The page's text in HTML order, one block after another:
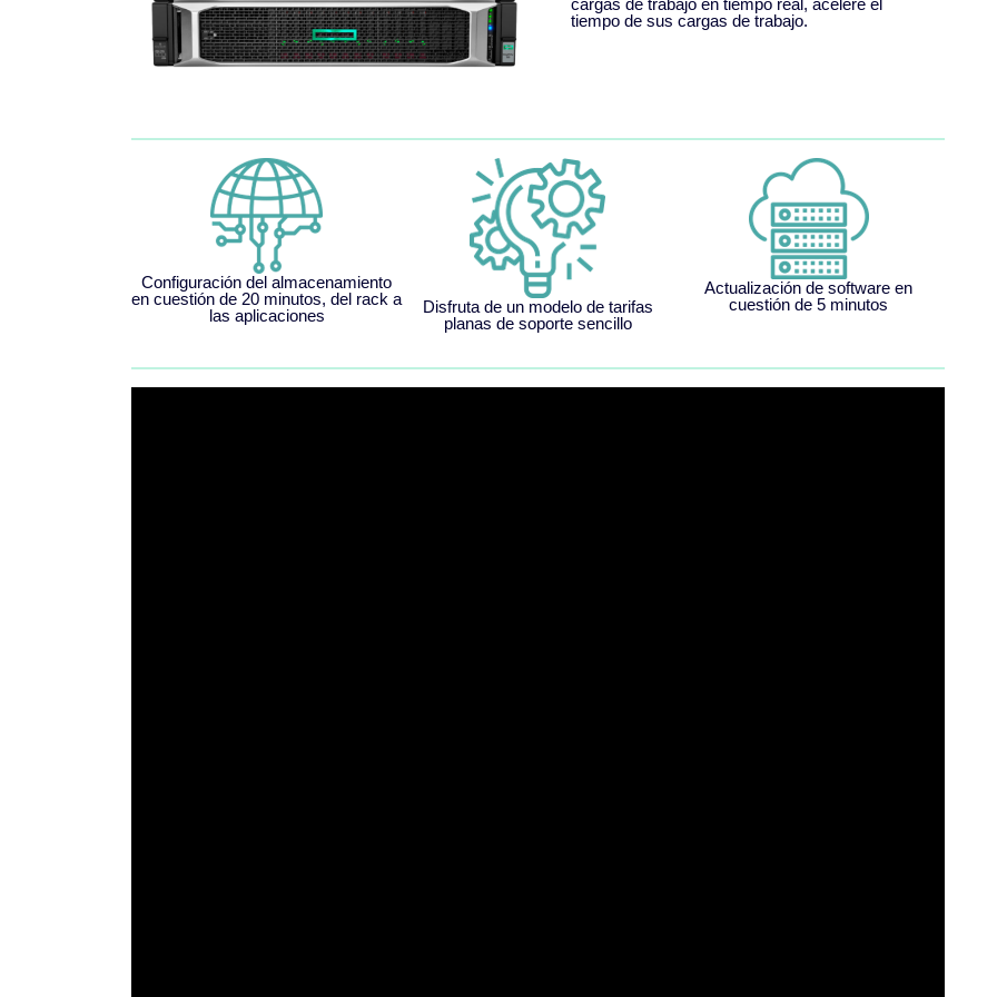
tiempo de sus cargas de trabajo.
Configuración del almacenamiento
en cuestión de 20 minutos, del rack a
las aplicaciones
Disfruta de un modelo de tarifas
planas de soporte sencillo
Actualización de software en
cuestión de 5 minutos